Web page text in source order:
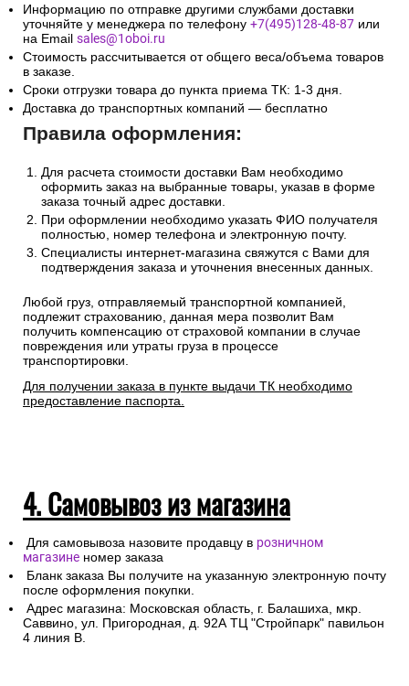
Информацию по отправке другими службами доставки
уточняйте у менеджера по телефону +7(495)128-48-87 или
на Email sales@1oboi.ru
Стоимость рассчитывается от общего веса/объема товаров
в заказе.
Сроки отгрузки товара до пункта приема ТК: 1-3 дня.
Доставка до транспортных компаний — бесплатно
Правила оформления:
Для расчета стоимости доставки Вам необходимо
оформить заказ на выбранные товары, указав в форме
заказа точный адрес доставки.
При оформлении необходимо указать ФИО получателя
полностью, номер телефона и электронную почту.
Специалисты интернет-магазина свяжутся с Вами для
подтверждения заказа и уточнения внесенных данных.
Любой груз, отправляемый транспортной компанией,
подлежит страхованию, данная мера позволит Вам
получить компенсацию от страховой компании в случае
повреждения или утраты груза в процессе
транспортировки.
Для получении заказа в пункте выдачи ТК необходимо
предоставление паспорта.
4. Самовывоз из магазина
Для самовывоза назовите продавцу в розничном
магазине номер заказа
Бланк заказа Вы получите на указанную электронную почту
после оформления покупки.
Адрес магазина: Московская область, г. Балашиха, мкр.
Саввино, ул. Пригородная, д. 92А ТЦ "Стройпарк" павильон
4 линия В.